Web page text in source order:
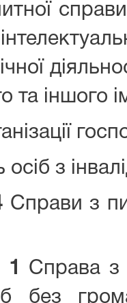
та іншого
з
Справи з
1
Справа з
без